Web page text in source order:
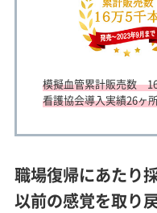
模擬血管累計販売数
看護協会導入実績26ヶ
職場復帰にあたり
以前の感覚を取り